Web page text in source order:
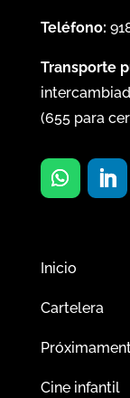
Teléfono:
Transporte
(655para
Inicio
Cartelera
Cine infantil